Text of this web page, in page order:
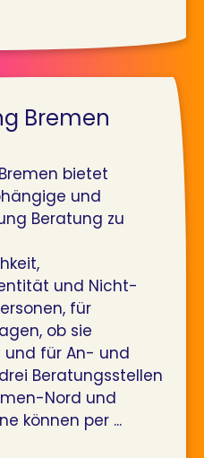
Bremen
bietet
und
Beratung zu
und Nicht-
für
ob sie
für An- und
Beratungsstellen
Nord und
können per ...